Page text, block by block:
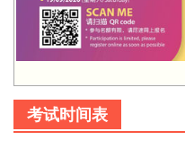
考试时间表